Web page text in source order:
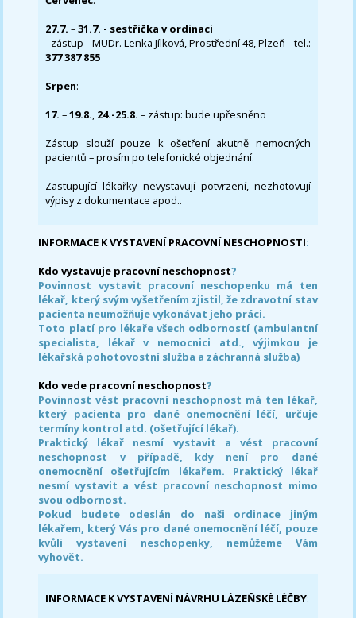
27.7.–31.7. - sestřička v ordinaci
- zástup - MUDr. Lenka Jílková, Prostřední 48, Plzeň - tel.:
377 387 855
Srpen:
17. –19.8., 24.-25.8. – zástup: bude upřesněno
Zástup slouží pouze k ošetření akutně nemocných
pacientů – prosím po telefonické objednání.
Zastupující lékařky nevystavují potvrzení, nezhotovují
výpisy z dokumentace apod..
INFORMACE K VYSTAVENÍ PRACOVNÍ NESCHOPNOSTI:
Kdo vystavuje pracovní neschopnost?
Povinnost vystavit pracovní neschopenku má ten
lékař, který svým vyšetřením zjistil, že zdravotní stav
pacienta neumožňuje vykonávat jeho práci.
Toto platí pro lékaře všech odborností (ambulantní
specialista, lékař v nemocnici atd., výjimkou je
lékařská pohotovostní služba a záchranná služba)
Kdo vede pracovní neschopnost?
Povinnost vést pracovní neschopnost má ten lékař,
který pacienta pro dané onemocnění léčí, určuje
termíny kontrol atd. (ošetřující lékař).
Praktický lékař nesmí vystavit a vést pracovní
neschopnost v případě, kdy není pro dané
onemocnění ošetřujícím lékařem. Praktický lékař
nesmí vystavit a vést pracovní neschopnost mimo
svou odbornost.
Pokud budete odeslán do naši ordinace jiným
lékařem, který Vás pro dané onemocnění léčí, pouze
kvůli vystavení neschopenky, nemůžeme Vám
vyhovět.
INFORMACE K VYSTAVENÍ NÁVRHU LÁZEŇSKÉ LÉČBY: